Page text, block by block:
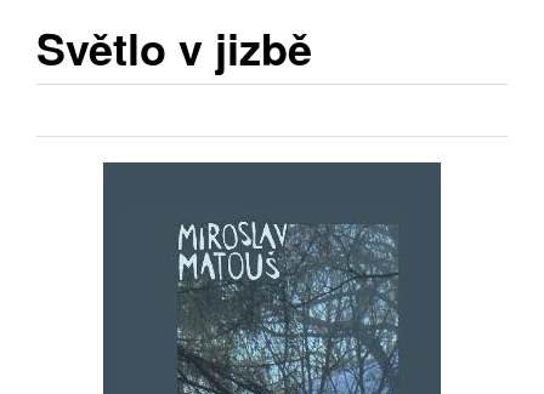
Světlo v jizbě